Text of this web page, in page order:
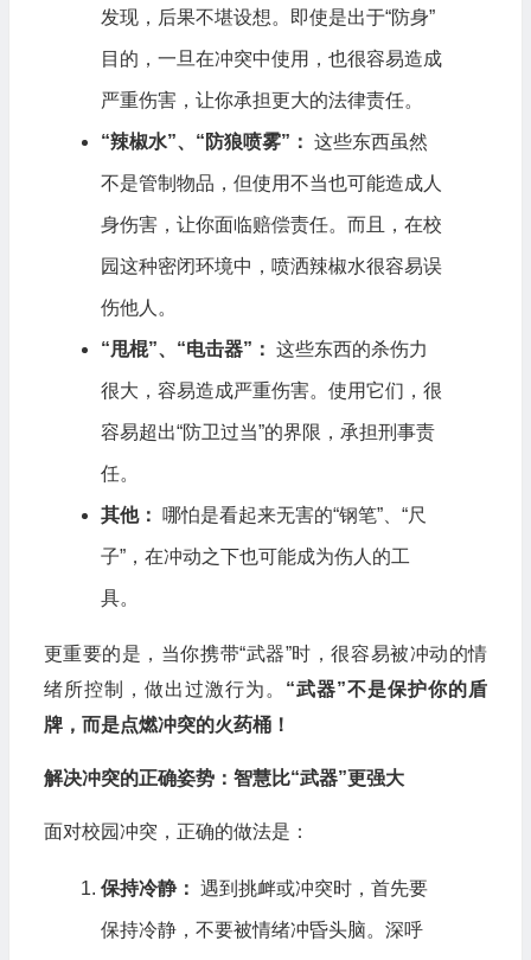
发现，后果不堪设想。即使是出于“防身”
目的，一旦在冲突中使用，也很容易造成
严重伤害，让你承担更大的法律责任。
“辣椒水”、“防狼喷雾”： 这些东西虽然
不是管制物品，但使用不当也可能造成人
身伤害，让你面临赔偿责任。而且，在校
园这种密闭环境中，喷洒辣椒水很容易误
伤他人。
“甩棍”、“电击器”： 这些东西的杀伤力
很大，容易造成严重伤害。使用它们，很
容易超出“防卫过当”的界限，承担刑事责
任。
其他： 哪怕是看起来无害的“钢笔”、“尺
子”，在冲动之下也可能成为伤人的工
具。
更重要的是，当你携带“武器”时，很容易被冲动的情
绪所控制，做出过激行为。 “武器”不是保护你的盾
牌，而是点燃冲突的火药桶！
解决冲突的正确姿势：智慧比“武器”更强大
面对校园冲突，正确的做法是：
保持冷静： 遇到挑衅或冲突时，首先要
保持冷静，不要被情绪冲昏头脑。深呼